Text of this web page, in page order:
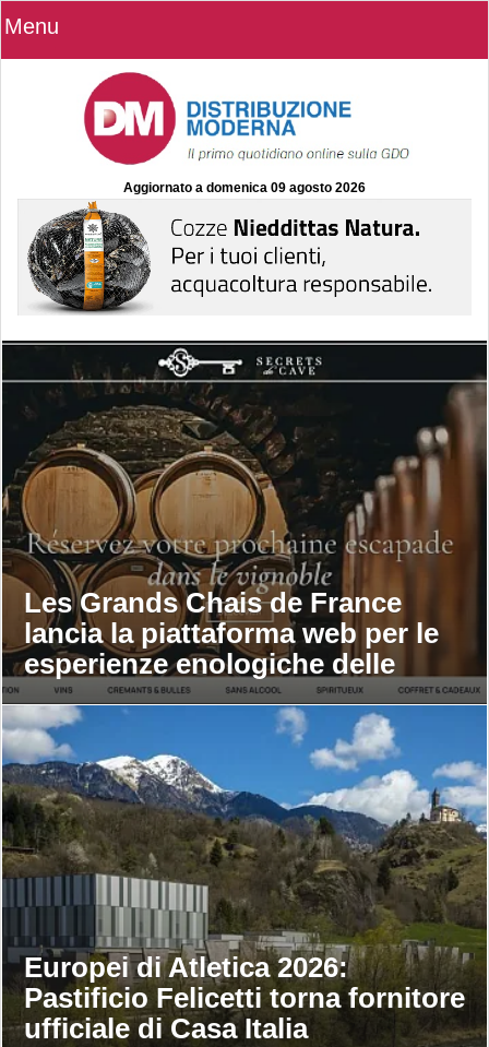
Menu
Aggiornato a domenica 09 agosto 2026
Les Grands Chais de France
lancia la piattaforma web per le
esperienze enologiche delle
maison
Europei di Atletica 2026:
Pastificio Felicetti torna fornitore
ufficiale di Casa Italia